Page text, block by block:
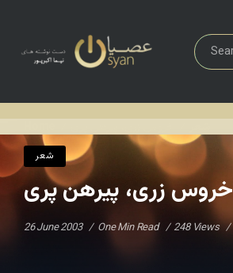
شعر
خروس زری، پیرهن پری
26 June 2003 One Min Read 248 Views